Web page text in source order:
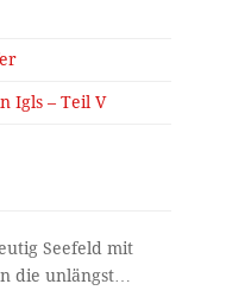
Igls – Teil V
Seefeld mit
die unlängst…